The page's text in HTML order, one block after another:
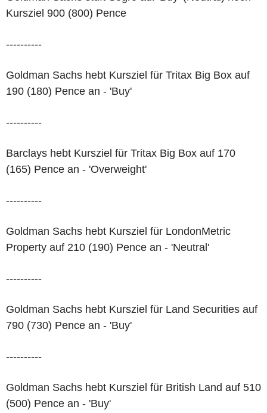
Kursziel 900 (800) Pence
----------
Goldman Sachs hebt Kursziel für Tritax Big Box auf
190 (180) Pence an - 'Buy'
----------
Barclays hebt Kursziel für Tritax Big Box auf 170
(165) Pence an - 'Overweight'
----------
Goldman Sachs hebt Kursziel für LondonMetric
Property auf 210 (190) Pence an - 'Neutral'
----------
Goldman Sachs hebt Kursziel für Land Securities auf
790 (730) Pence an - 'Buy'
----------
Goldman Sachs hebt Kursziel für British Land auf 510
(500) Pence an - 'Buy'